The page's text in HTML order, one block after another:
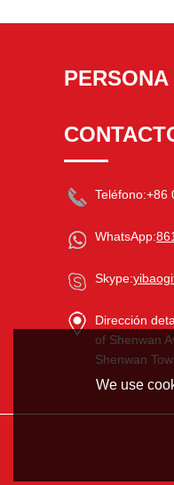
PERSONA
Teléfono:+86
WhatsApp:
Skype:
Dirección
of Shenwan
Shenwan
We use